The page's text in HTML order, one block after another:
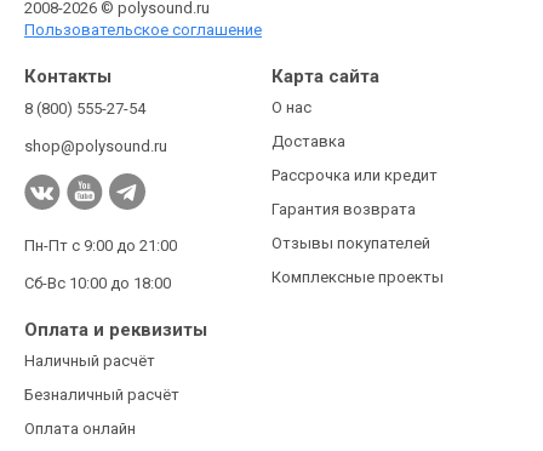
2008-2026 © polysound.ru
Пользовательское соглашение
Контакты
8 (800) 555-27-54
shop@polysound.ru
Пн-Пт с 9:00 до 21:00
Сб-Вс 10:00 до 18:00
Карта сайта
О нас
Доставка
Рассрочка или кредит
Гарантия возврата
Отзывы покупателей
Комплексные проекты
Оплата и реквизиты
Наличный расчёт
Безналичный расчёт
Оплата онлайн